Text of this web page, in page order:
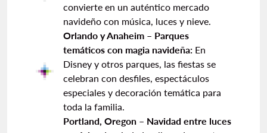
convierte en un auténtico mercado
navideño con música, luces y nieve.
Orlando y Anaheim – Parques
temáticos con magia navideña: En
Disney y otros parques, las fiestas se
celebran con desfiles, espectáculos
especiales y decoración temática para
toda la familia.
Portland, Oregon – Navidad entre luces